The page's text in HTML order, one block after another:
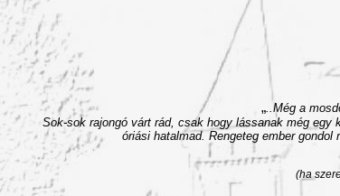
„..Még a
Sok-sok rajongó várt rád, csak hogy lássanak még
óriási hatalmad. Rengeteg ember
(ha